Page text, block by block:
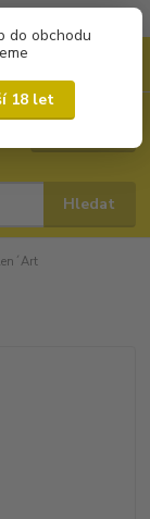
do obchodu
18 let
Hledat